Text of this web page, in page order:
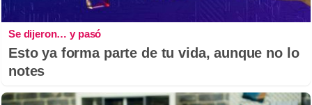
Se dijeron… y pasó
Esto ya forma parte de tu vida, aunque no lo
notes